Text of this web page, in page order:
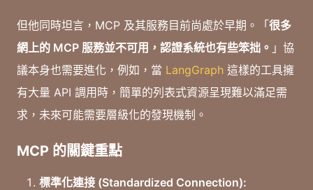
但他同時坦言，MCP 及其服務目前尚處於早期。「很多
網上的 MCP 服務並不可用，認證系統也有些笨拙。 」協
議本身也需要進化，例如，當 LangGraph 這樣的工具擁
有大量 API 調用時，簡單的列表式資源呈現難以滿足需
求，未來可能需要層級化的發現機制。
MCP 的關鍵重點
標準化連接 (Standardized Connection):